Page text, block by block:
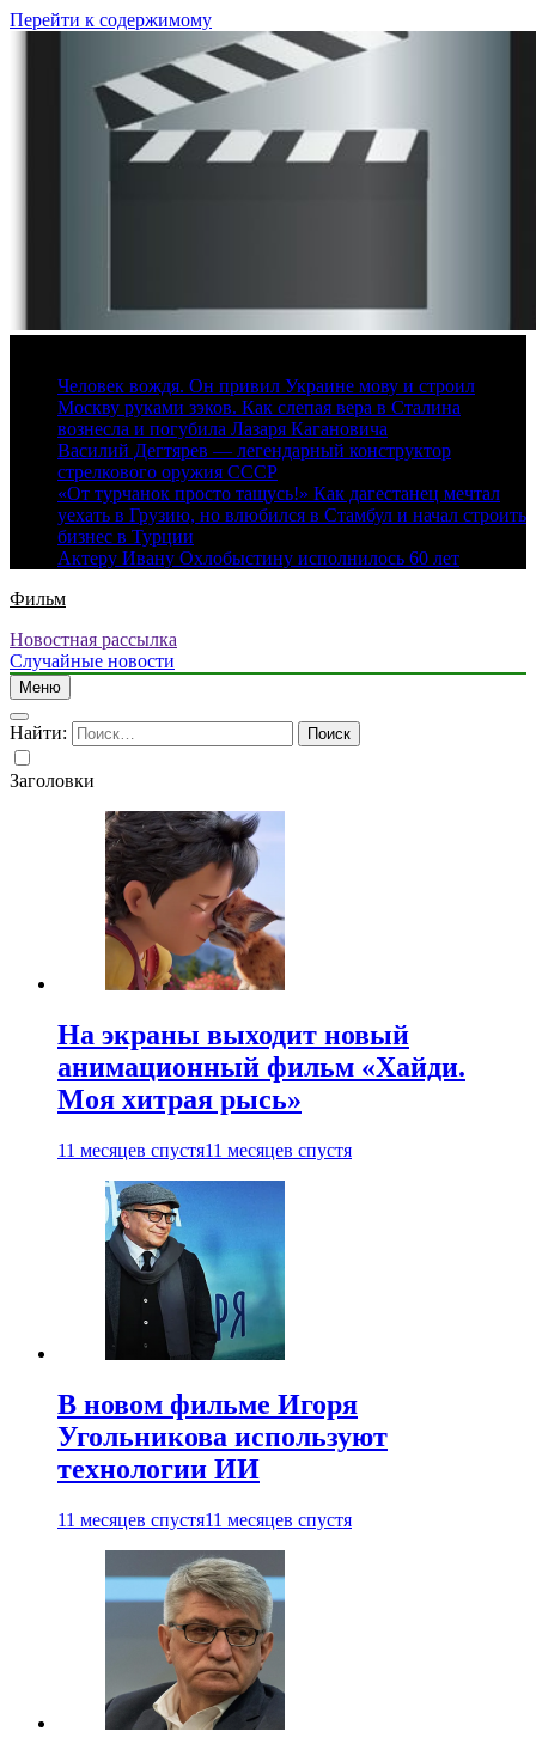
Перейти к содержимому
Человек вождя. Он привил Украине мову и строил
Москву руками зэков. Как слепая вера в Сталина
вознесла и погубила Лазаря Кагановича
Василий Дегтярев — легендарный конструктор
стрелкового оружия СССР
«От турчанок просто тащусь!» Как дагестанец мечтал
уехать в Грузию, но влюбился в Стамбул и начал строить
бизнес в Турции
Актеру Ивану Охлобыстину исполнилось 60 лет
Фильм
Новостная рассылка
Случайные новости
Меню
Найти:
Заголовки
На экраны выходит новый
анимационный фильм «Хайди.
Моя хитрая рысь»
11 месяцев спустя11 месяцев спустя
В новом фильме Игоря
Угольникова используют
технологии ИИ
11 месяцев спустя11 месяцев спустя